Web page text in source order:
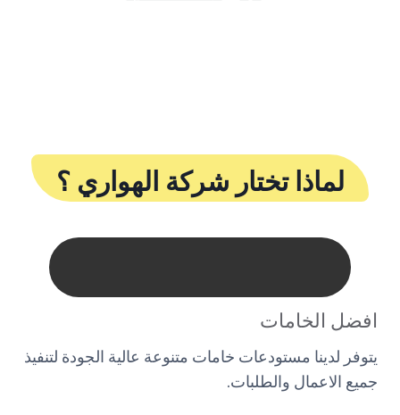
لماذا تختار شركة الهواري ؟
افضل الخامات
يتوفر لدينا مستودعات خامات متنوعة عالية الجودة لتنفيذ
جميع الاعمال والطلبات.